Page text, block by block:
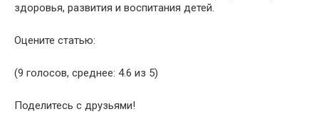
здоровья, развития и воспитания детей.
Оцените статью:
(9 голосов, среднее: 4.6 из 5)
Поделитесь с друзьями!